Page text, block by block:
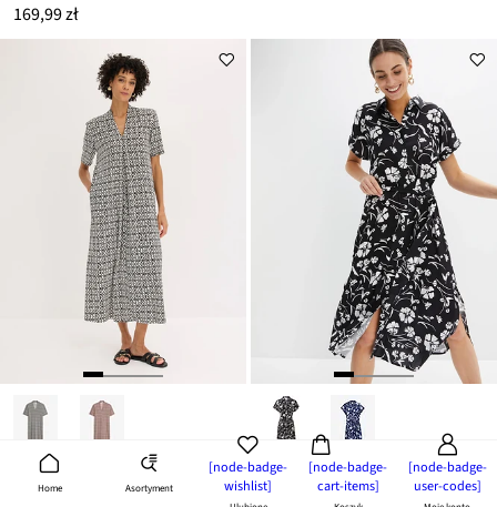
Home Asortyment
[node-badge-
wishlist]
[node-badge-
cart-items]
[node-badge-
user-codes]
169,99 zł
nowość Sukienka koszulowa z czystej wiskozy